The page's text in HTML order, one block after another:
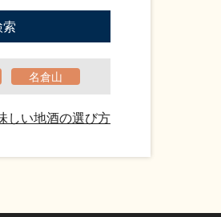
名倉山
しい地酒の選び方